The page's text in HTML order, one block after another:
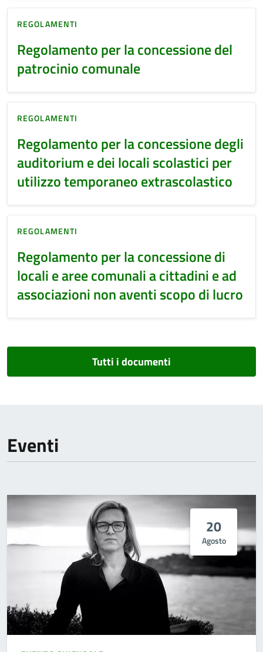
REGOLAMENTI
Regolamento per la concessione del
patrocinio comunale
REGOLAMENTI
Regolamento per la concessione degli
auditorium e dei locali scolastici per
utilizzo temporaneo extrascolastico
REGOLAMENTI
Regolamento per la concessione di
locali e aree comunali a cittadini e ad
associazioni non aventi scopo di lucro
Tutti i documenti
Eventi
20
Agosto